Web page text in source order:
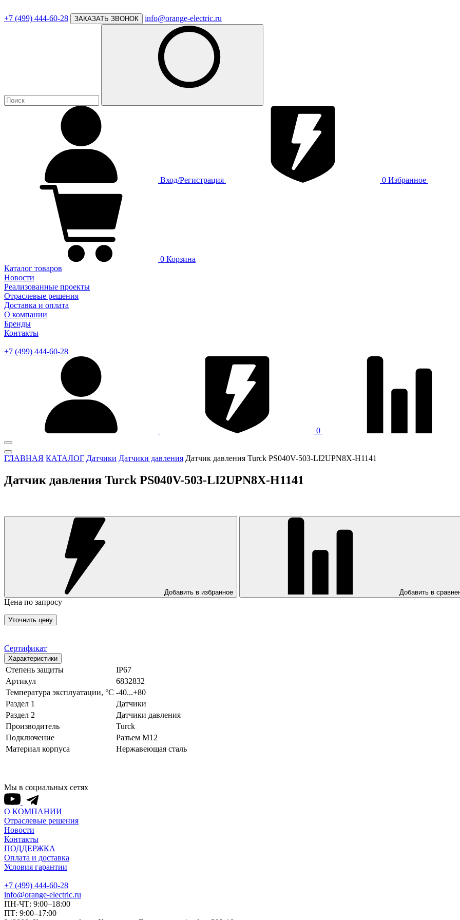
+7 (499) 444-60-28 ЗАКАЗАТЬ ЗВОНОК info@orange-electric.ru
Вход/Регистрация 0 Избранное
0 Корзина
Каталог товаров
Новости
Реализованные проекты
Отраслевые решения
Доставка и оплата
О компании
Бренды
Контакты
+7 (499) 444-60-28
0
ГЛАВНАЯ КАТАЛОГ Датчики Датчики давления Датчик давления Turck PS040V-503-LI2UPN8X-H1141
Датчик давления Turck PS040V-503-LI2UPN8X-H1141
Добавить в избранное Добавить в
Цена по запросу
Уточнить цену
Сертификат
Характеристики
Степень защиты
IP67
Артикул
6832832
Температура эксплуатации, °С -40...+80
Раздел 1
Датчики
Раздел 2
Датчики давления
Производитель
Turck
Подключение
Разъем M12
Материал корпуса
Нержавеющая сталь
Мы в социальных сетях
О КОМПАНИИ
Отраслевые решения
Новости
Контакты
ПОДДЕРЖКА
Оплата и доставка
Условия гарантии
+7 (499) 444-60-28
info@orange-electric.ru
ПН-ЧТ: 9:00–18:00
ПТ: 9:00–17:00